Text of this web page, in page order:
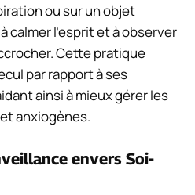
ou sur un objet
calmer l’esprit et à observer
Cette pratique
par rapport à ses
ainsi à mieux gérer les
anxiogènes.
envers Soi-